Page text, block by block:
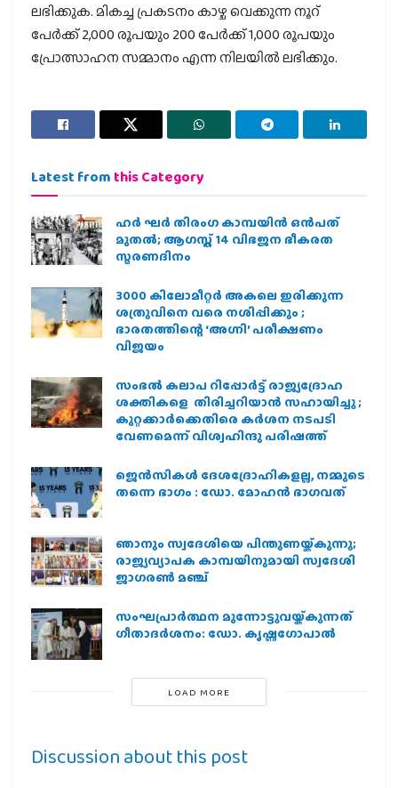
ലഭിക്കുക. മികച്ച പ്രകടനം കാഴ്ച വെക്കുന്ന നൂറ്
പേർക്ക് 2,000 രൂപയും 200 പേർക്ക് 1,000 രൂപയും
പ്രോത്സാഹന സമ്മാനം എന്ന നിലയിൽ ലഭിക്കും.
Latest from this Category
ഹര്‍ ഘര്‍ തിരംഗ കാമ്പയിന്‍ ഒന്‍പത്
മുതല്‍; ആഗസ്ത് 14 വിഭജന ഭീകരത
സ്മരണദിനം
3000 കിലോമീറ്റർ അകലെ ഇരിക്കുന്ന
ശത്രുവിനെ വരെ നശിപ്പിക്കും ;
ഭാരതത്തിന്റെ ‘അഗ്നി’ പരീക്ഷണം
വിജയം
സംഭൽ കലാപ റിപ്പോർട്ട് രാജ്യദ്രോഹ
ശക്തികളെ തിരിച്ചറിയാൻ സഹായിച്ചു ;
കുറ്റക്കാർക്കെതിരെ കർശന നടപടി
വേണമെന്ന് വിശ്വഹിന്ദു പരിഷത്ത്
ജെന്‍സികള്‍ ദേശദ്രോഹികളല്ല, നമ്മുടെ
തന്നെ ഭാഗം : ഡോ. മോഹന്‍ ഭാഗവത്
ഞാനും സ്വദേശിയെ പിന്തുണയ്ക്കുന്നു;
രാജ്യവ്യാപക കാമ്പയിനുമായി സ്വദേശി
ജാഗരണ്‍ മഞ്ച്
സംഘപ്രാര്‍ത്ഥന മുന്നോട്ടുവയ്ക്കുന്നത്
ഗീതാദര്‍ശനം: ഡോ. കൃഷ്ണഗോപാല്‍
LOAD MORE
Discussion about this post